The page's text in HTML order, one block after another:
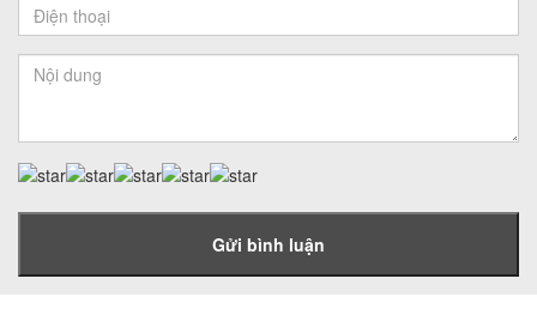
Gửi bình luận